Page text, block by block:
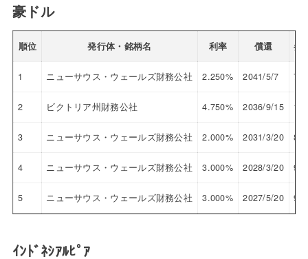
豪ドル
順位 発行体・銘柄名 利率 償還 参
1 ニューサウス・ウェールズ財務公社 2.250% 2041/5/7
2 ビクトリア州財務公社 4.750% 2036/9/15
3 ニューサウス・ウェールズ財務公社 2.000% 2031/3/20
4 ニューサウス・ウェールズ財務公社 3.000% 2028/3/20
5 ニューサウス・ウェールズ財務公社 3.000% 2027/5/20
ｲﾝﾄﾞﾈｼｱﾙﾋﾟｱ